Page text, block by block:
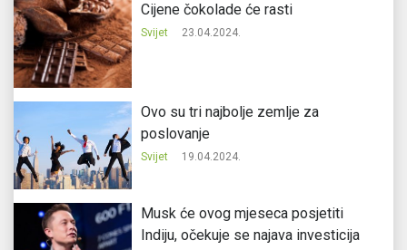
Cijene čokolade će rasti
Svijet 23.04.2024.
Ovo su tri najbolje zemlje za
poslovanje
Svijet 19.04.2024.
Musk će ovog mjeseca posjetiti
Indiju, očekuje se najava investicija